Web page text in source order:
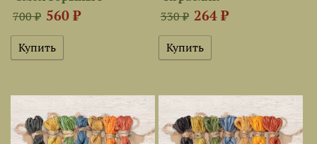
700 ₽ 560 ₽
330 ₽ 264 ₽